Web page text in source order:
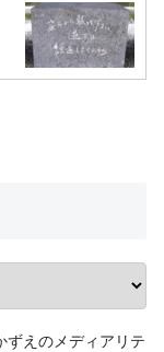
えのメディアリテ